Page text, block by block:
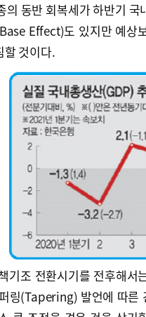
의 동반 회복세가 하반기
Effect)도 있지만 예상
할 것이다.
기조 전환시기를 전후해서
링(Tapering) 발언에 따른